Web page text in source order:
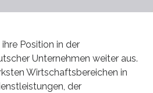
Position in der
Unternehmen weiter aus.
Wirtschaftsbereichen in
der